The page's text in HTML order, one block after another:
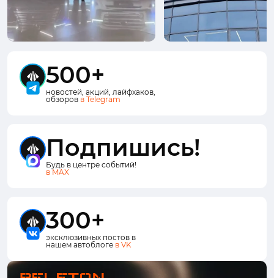
500+
новостей, акций, лайфхаков,
обзоров в Telegram
Подпишись!
Будь в центре событий!
в MAX
300+
эксклюзивных постов в
нашем автоблоге в VK